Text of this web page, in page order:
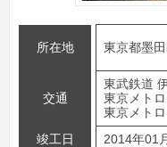
所在地 東京都墨
交通
東武鉄道
東京メト
東京メト
竣工日
2014年01